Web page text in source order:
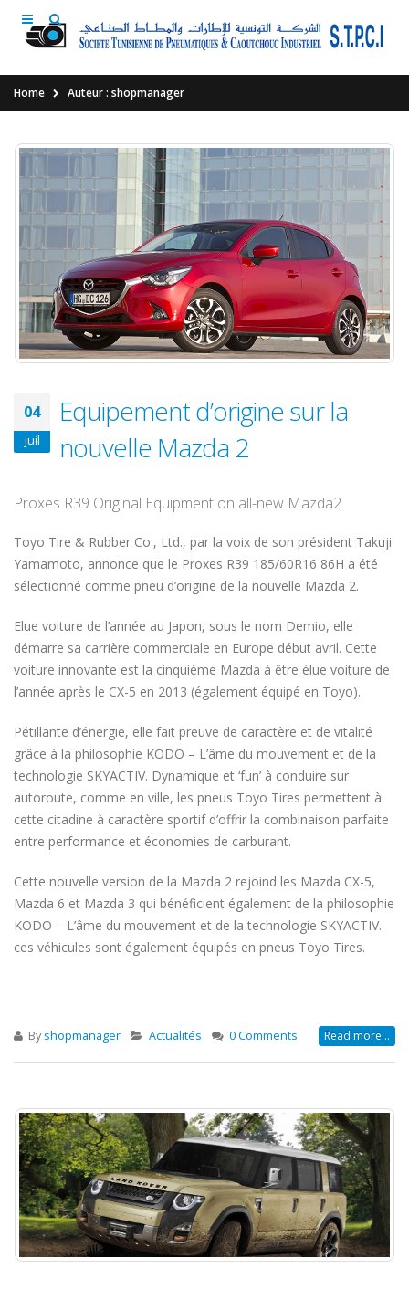
Home Auteur : shopmanager
04
juil
Equipement d’origine sur la
nouvelle Mazda 2
Proxes R39 Original Equipment on all-new Mazda2
Toyo Tire & Rubber Co., Ltd., par la voix de son président Takuji
Yamamoto, annonce que le Proxes R39 185/60R16 86H a été
sélectionné comme pneu d’origine de la nouvelle Mazda 2.
Elue voiture de l’année au Japon, sous le nom Demio, elle
démarre sa carrière commerciale en Europe début avril. Cette
voiture innovante est la cinquième Mazda à être élue voiture de
l’année après le CX-5 en 2013 (également équipé en Toyo).
Pétillante d’énergie, elle fait preuve de caractère et de vitalité
grâce à la philosophie KODO – L’âme du mouvement et de la
technologie SKYACTIV. Dynamique et ‘fun’ à conduire sur
autoroute, comme en ville, les pneus Toyo Tires permettent à
cette citadine à caractère sportif d’offrir la combinaison parfaite
entre performance et économies de carburant.
Cette nouvelle version de la Mazda 2 rejoind les Mazda CX-5,
Mazda 6 et Mazda 3 qui bénéficient également de la philosophie
KODO – L’âme du mouvement et de la technologie SKYACTIV.
ces véhicules sont également équipés en pneus Toyo Tires.
By shopmanager Actualités 0 Comments Read more...